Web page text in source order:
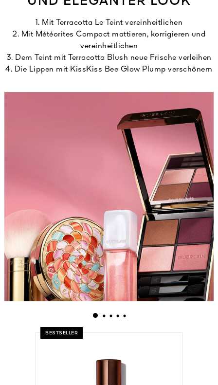
1. Mit Terracotta Le Teint vereinheitlichen
2. Mit Météorites Compact mattieren, korrigieren und
vereinheitlichen
3. Dem Teint mit Terracotta Blush neue Frische verleihen
4. Die Lippen mit KissKiss Bee Glow Plump verschönern
BESTSELLER